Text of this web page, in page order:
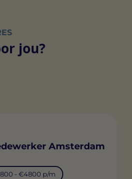
jou?
Amsterdam
- €4800 p/m